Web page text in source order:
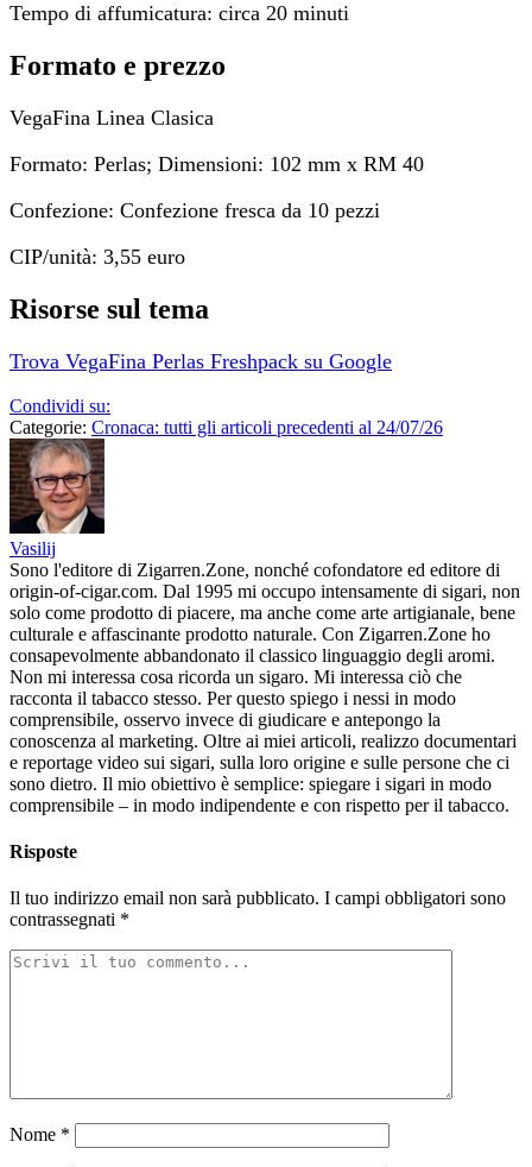
Tempo di affumicatura: circa 20 minuti
Formato e prezzo
VegaFina Linea Clasica
Formato: Perlas; Dimensioni: 102 mm x RM 40
Confezione: Confezione fresca da 10 pezzi
CIP/unità: 3,55 euro
Risorse sul tema
Trova VegaFina Perlas Freshpack su Google
Condividi su:
Categorie: Cronaca: tutti gli articoli precedenti al 24/07/26
Vasilij
Sono l'editore di Zigarren.Zone, nonché cofondatore ed editore di
origin-of-cigar.com. Dal 1995 mi occupo intensamente di sigari, non
solo come prodotto di piacere, ma anche come arte artigianale, bene
culturale e affascinante prodotto naturale. Con Zigarren.Zone ho
consapevolmente abbandonato il classico linguaggio degli aromi.
Non mi interessa cosa ricorda un sigaro. Mi interessa ciò che
racconta il tabacco stesso. Per questo spiego i nessi in modo
comprensibile, osservo invece di giudicare e antepongo la
conoscenza al marketing. Oltre ai miei articoli, realizzo documentari
e reportage video sui sigari, sulla loro origine e sulle persone che ci
sono dietro. Il mio obiettivo è semplice: spiegare i sigari in modo
comprensibile – in modo indipendente e con rispetto per il tabacco.
Risposte
Il tuo indirizzo email non sarà pubblicato. I campi obbligatori sono
contrassegnati *
Nome *